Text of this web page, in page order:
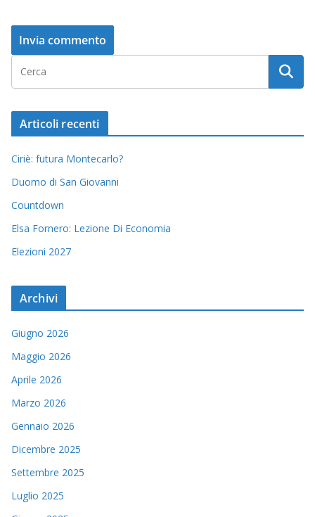
Articoli recenti
Ciriè: futura Montecarlo?
Duomo di San Giovanni
Countdown
Elsa Fornero: Lezione Di Economia
Elezioni 2027
Archivi
Giugno 2026
Maggio 2026
Aprile 2026
Marzo 2026
Gennaio 2026
Dicembre 2025
Settembre 2025
Luglio 2025